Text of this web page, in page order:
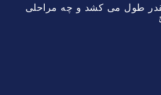
طول می کشد و چه مراحلی